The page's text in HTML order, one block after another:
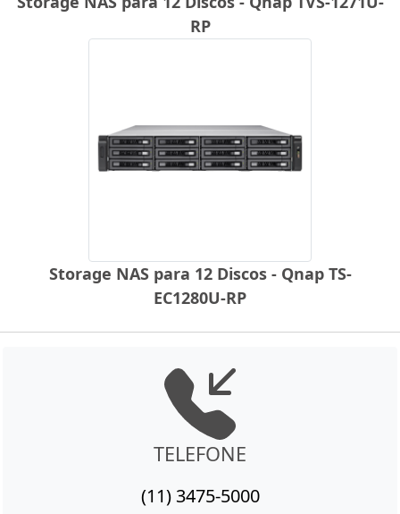
RP
Storage NAS para 12 Discos - Qnap TS-
EC1280U-RP
TELEFONE
(11) 3475-5000